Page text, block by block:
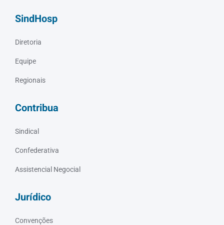
SindHosp
Diretoria
Equipe
Regionais
Contribua
Sindical
Confederativa
Assistencial Negocial
Jurídico
Convenções